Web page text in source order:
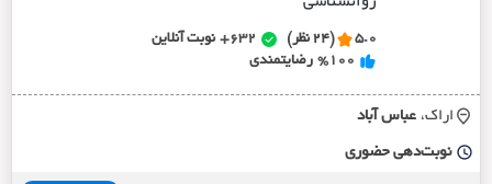
5.0 (24 نظر) 632+
نوبت آنلاین
%100 رضایتمندی
اراک، عباس آباد
نوبت‌دهی حضوری